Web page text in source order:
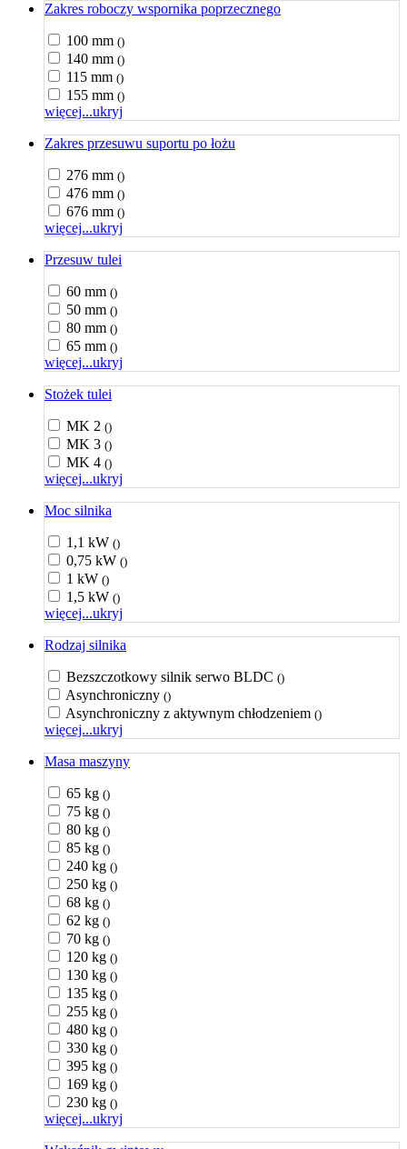
Zakres roboczy wspornika poprzecznego
100 mm ()
140 mm ()
115 mm ()
155 mm ()
więcej...ukryj
Zakres przesuwu suportu po łożu
276 mm ()
476 mm ()
676 mm ()
więcej...ukryj
Przesuw tulei
60 mm ()
50 mm ()
80 mm ()
65 mm ()
więcej...ukryj
Stożek tulei
MK 2 ()
MK 3 ()
MK 4 ()
więcej...ukryj
Moc silnika
1,1 kW ()
0,75 kW ()
1 kW ()
1,5 kW ()
więcej...ukryj
Rodzaj silnika
Bezszczotkowy silnik serwo BLDC ()
Asynchroniczny ()
Asynchroniczny z aktywnym chłodzeniem ()
więcej...ukryj
Masa maszyny
65 kg ()
75 kg ()
80 kg ()
85 kg ()
240 kg ()
250 kg ()
68 kg ()
62 kg ()
70 kg ()
120 kg ()
130 kg ()
135 kg ()
255 kg ()
480 kg ()
330 kg ()
395 kg ()
169 kg ()
230 kg ()
więcej...ukryj